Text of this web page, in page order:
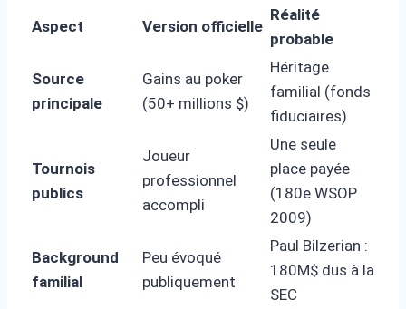
Aspect Version officielle
Réalité
probable
Source
principale
Gains au poker
(50+ millions $)
Héritage
familial (fonds
fiduciaires)
Tournois
publics
Joueur
professionnel
accompli
Une seule
place payée
(180e WSOP
2009)
Background
familial
Peu évoqué
publiquement
Paul Bilzerian :
180M$ dus à la
SEC